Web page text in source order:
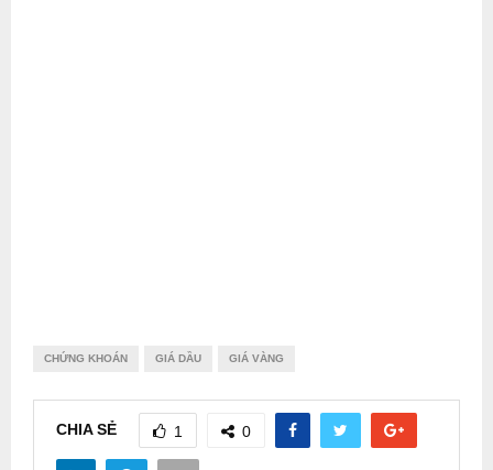
CHỨNG KHOÁN GIÁ DẦU GIÁ VÀNG
CHIA SẺ 1 0